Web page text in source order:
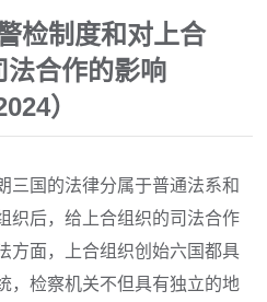
检制度和对上合
法合作的影响
）
三国的法律分属于普通法系和
织后，给上合组织的司法合作
方面，上合组织创始六国都具
，检察机关不但具有独立的地